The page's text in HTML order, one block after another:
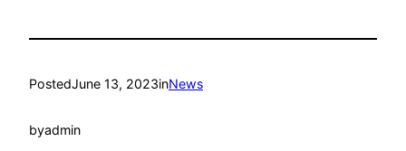
PostedJune 13, 2023inNews
byadmin